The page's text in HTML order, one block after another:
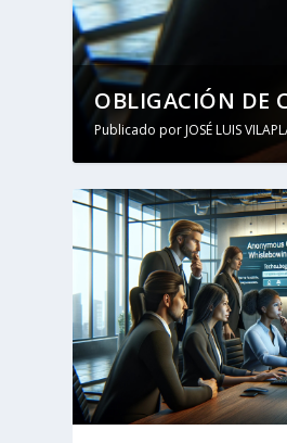
OBLIGACIÓN DE
Publicado porJOSÉ LUIS